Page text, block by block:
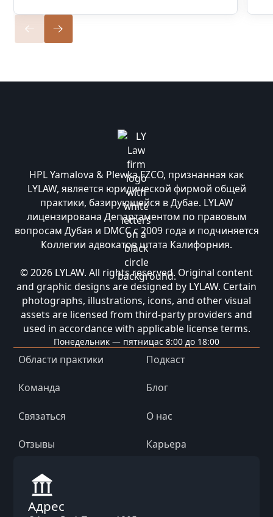
HPL Yamalova & Plewka FZCO, признанная как
LYLAW, является юридической фирмой общей
практики, базирующейся в Дубае. LYLAW
лицензирована Департаментом по правовым
вопросам Дубая и DMCC с 2009 года и подчиняется
Коллегии адвокатов штата Калифорния.
© 2026 LYLAW. All rights reserved. Original content
and graphic designs are designed by LYLAW. Certain
photographs, illustrations, icons, and other visual
assets are licensed from third-party providers and
used in accordance with applicable license terms.
Понедельник — пятницас 8:00 до 18:00
Области практики Подкаст
Команда Блог
Связаться О нас
Отзывы Карьера
Адрес